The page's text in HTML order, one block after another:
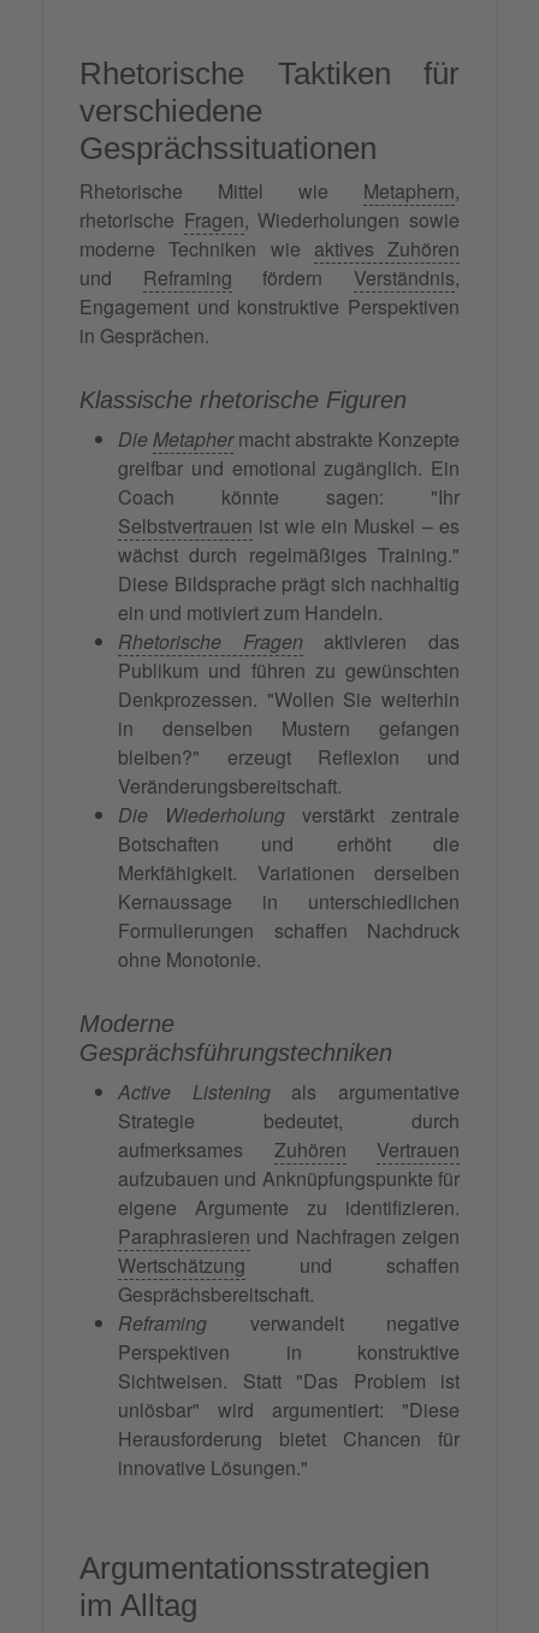
Rhetorische Taktiken für
verschiedene
Gesprächssituationen
Rhetorische Mittel wie Metaphern,
rhetorische Fragen, Wiederholungen sowie
moderne Techniken wie aktives Zuhören
und Reframing fördern Verständnis,
Engagement und konstruktive Perspektiven
in Gesprächen.
Klassische rhetorische Figuren
DieMetaphermacht abstrakte Konzepte
greifbar und emotional zugänglich. Ein
Coach könnte sagen: "Ihr
Selbstvertrauen ist wie ein Muskel – es
wächst durch regelmäßiges Training."
Diese Bildsprache prägt sich nachhaltig
ein und motiviert zum Handeln.
Rhetorische Fragen aktivieren das
Publikum und führen zu gewünschten
Denkprozessen. "Wollen Sie weiterhin
in denselben Mustern gefangen
bleiben?" erzeugt Reflexion und
Veränderungsbereitschaft.
Die Wiederholung verstärkt zentrale
Botschaften und erhöht die
Merkfähigkeit. Variationen derselben
Kernaussage in unterschiedlichen
Formulierungen schaffen Nachdruck
ohne Monotonie.
Moderne
Gesprächsführungstechniken
Active Listening als argumentative
Strategie bedeutet, durch
aufmerksames Zuhören
Vertrauen
aufzubauen und Anknüpfungspunkte für
eigene Argumente zu identifizieren.
Paraphrasieren und Nachfragen zeigen
Wertschätzung und schaffen
Gesprächsbereitschaft.
Reframing verwandelt negative
Perspektiven in konstruktive
Sichtweisen. Statt "Das Problem ist
unlösbar" wird argumentiert: "Diese
Herausforderung bietet Chancen für
innovative Lösungen."
Argumentationsstrategien
im Alltag